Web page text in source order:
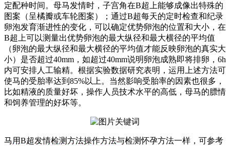
定配种时间。母马发情时，子宫角在B超上能够成像出特殊的
图案（呈橘瓣或车轮图案）；通过B超每天的定时检查和纪录
卵泡发育渐进性的变化，可以确定优势卵泡的位置和大小，在
B超上可以测量出优势卵泡的最大纵径和最大横径的平均值
（卵泡的最大纵径和最大横径的平均值才能反映卵泡的真实大
小）是否超过40mm，如超过40mm说明卵泡成熟即将排卵，6h
内可安排人工输精。根据实验数据研究表明，运用上述方法可
使马的受胎率达到85%以上。当然影响受胎率的因素也很多，
比如精液的质量好坏，操作人员技术水平的高低，母马的膘情
和饲养管理的好坏等。
马用B超发情检测方法操作方法与检测怀孕方法一样，可参考